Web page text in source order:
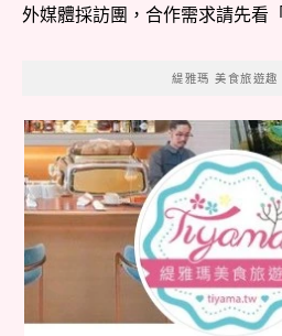
外媒體採訪團，合作需求請先看
緹雅瑪 美食旅遊趣